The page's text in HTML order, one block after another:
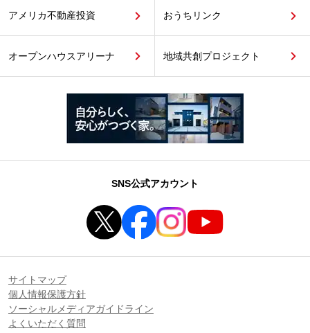
アメリカ不動産投資 おうちリンク
オープンハウスアリーナ 地域共創プロジェクト
SNS公式アカウント
サイトマップ
個人情報保護方針
ソーシャルメディアガイドライン
よくいただく質問